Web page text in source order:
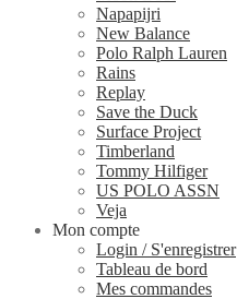
Napapijri
New Balance
Polo Ralph Lauren
Rains
Replay
Save the Duck
Surface Project
Timberland
Tommy Hilfiger
US POLO ASSN
Veja
Mon compte
Login / S'enregistrer
Tableau de bord
Mes commandes